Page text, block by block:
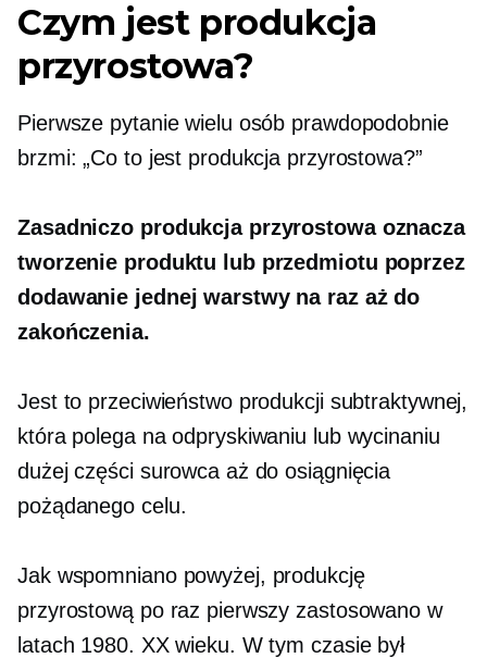
Czym jest produkcja
przyrostowa?
Pierwsze pytanie wielu osób prawdopodobnie
brzmi: „Co to jest produkcja przyrostowa?”
Zasadniczo produkcja przyrostowa oznacza
tworzenie produktu lub przedmiotu poprzez
dodawanie jednej warstwy na raz aż do
zakończenia.
Jest to przeciwieństwo produkcji subtraktywnej,
która polega na odpryskiwaniu lub wycinaniu
dużej części surowca aż do osiągnięcia
pożądanego celu.
Jak wspomniano powyżej, produkcję
przyrostową po raz pierwszy zastosowano w
latach 1980. XX wieku. W tym czasie był